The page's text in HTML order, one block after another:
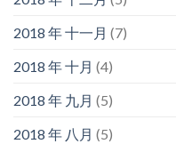
2018 年 十一月 (7)
2018 年 十月 (4)
2018 年 九月 (5)
2018 年 八月 (5)